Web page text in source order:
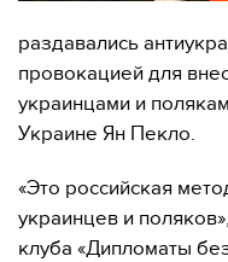
раздавались
провокацией для
украинцами и
Украине Ян Пекло.
«Это российская
украинцев и
клуба «Дипломаты